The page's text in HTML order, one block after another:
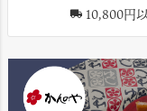
10,800円